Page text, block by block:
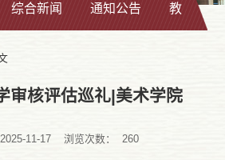
综合新闻 通知公告 教学科研
审核评估巡礼|美术学院
11-17 浏览次数： 260